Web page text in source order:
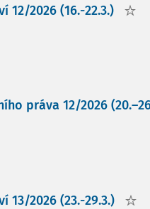
12/2026 (16.-22.3.)
práva 12/2026
13/2026 (23.-29.3.)